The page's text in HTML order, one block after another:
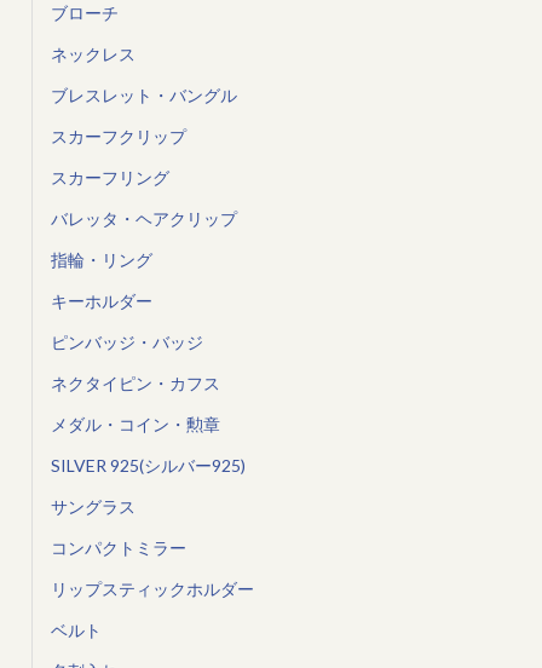
ブローチ
ネックレス
ブレスレット・バングル
スカーフクリップ
スカーフリング
バレッタ・ヘアクリップ
指輪・リング
キーホルダー
ピンバッジ・バッジ
ネクタイピン・カフス
メダル・コイン・勲章
SILVER 925(シルバー925)
サングラス
コンパクトミラー
リップスティックホルダー
ベルト